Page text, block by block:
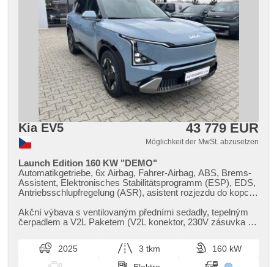
Kia EV5 43 779 EUR
Möglichkeit der MwSt. abzusetzen
Launch Edition 160 KW "DEMO"
Automatikgetriebe, 6x Airbag, Fahrer-Airbag, ABS, Brems-
Assistent, Elektronisches Stabilitätsprogramm (ESP), EDS,
Antriebsschlupfregelung (ASR), asistent rozjezdu do kopce
jízdního pruhu, asistent jízdy v jízdním pruhu, Überwachung
der Ermüdung des Fahrers, automatisch im Berg bremsen ,
Adaptive Geschwindigkeitsregelung, LED denní svícení,
automatické přepínání dálkových světel, Alufelgen, erfüllt
'EURO VI', Bordcomputer, hlasové ovládání palubního
Akční výbava s ventilovaným předními sedadly,​ tepelným
čerpadlem a V2L Paketem (V2L konektor,​ 230V zásuvka na
2025 3 tkm
160 kW